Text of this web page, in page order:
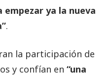
ya la nueva
.
la participación de
y confían en “una